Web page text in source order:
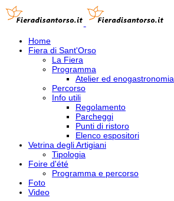
Home
Fiera di Sant'Orso
La Fiera
Programma
Atelier ed enogastronomia
Percorso
Info utili
Regolamento
Parcheggi
Punti di ristoro
Elenco espositori
Vetrina degli Artigiani
Tipologia
Foire d'été
Programma e percorso
Foto
Video